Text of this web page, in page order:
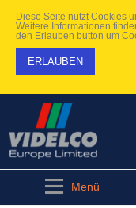
Diese Seite nutzt Cookies
Weitere Informationen
den Erlauben button um
ERLAUBEN
Menü